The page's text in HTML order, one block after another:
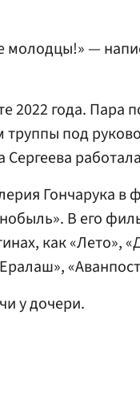
молодцы!» —
2022 года. Пара
труппы под
Сергеева
Гончарука в
В его
как «Лето»,
у дочери.